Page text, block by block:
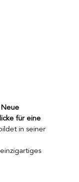
Neue
für eine
in seiner